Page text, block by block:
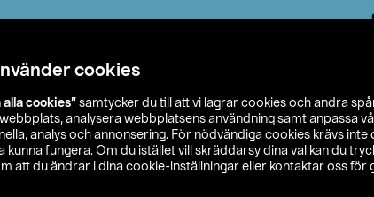
cookies
cookies” samtycker du till att vi lagrar cookies och andra
analysera webbplatsens användning samt anpassa
analys och annonsering. För nödvändiga cookies krävs
kunna fungera. Om du istället vill skräddarsy dina val kan du
att du ändrar i dina cookie-inställningar eller kontaktar oss för